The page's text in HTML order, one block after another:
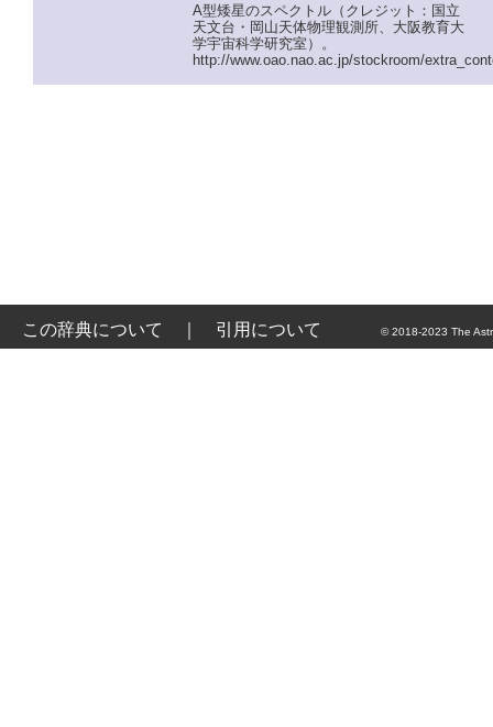
A型矮星のスペクトル（クレジット：国立
天文台・岡山天体物理観測所、大阪教育大
学宇宙科学研究室）。
http://www.oao.nao.ac.jp/stockroom/
この辞典について 引用について © 2018-2023 The